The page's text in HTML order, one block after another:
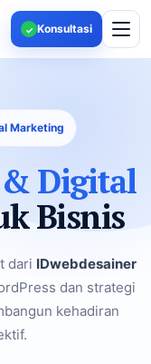
✓ Konsultasi
Marketing
Digital
Bisnis
dari IDwebdesainer
dan strategi
kehadiran